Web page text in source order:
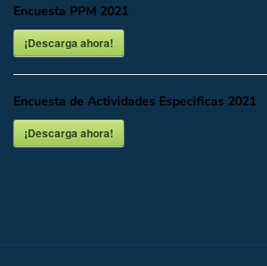
Encuesta PPM 2021
¡Descarga ahora!
Encuesta de Actividades Especificas 2021
¡Descarga ahora!